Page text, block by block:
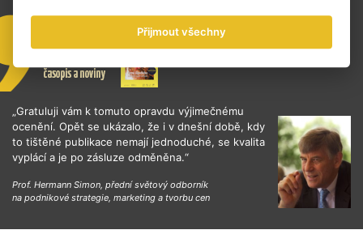
„Gratuluji vám k tomuto opravdu výjimečnému
ocenění. Opět se ukázalo, že i v dnešní době, kdy
to tištěné publikace nemají jednoduché, se kvalita
vyplácí a je po zásluze odměněna.“
Prof. Hermann Simon, přední světový odborník
na podnikové strategie, marketing a tvorbu cen
Přijmout všechny